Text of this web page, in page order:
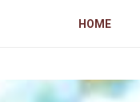
HOME